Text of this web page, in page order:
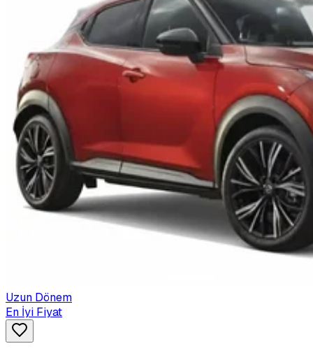
Uzun Dönem
En İyi Fiyat